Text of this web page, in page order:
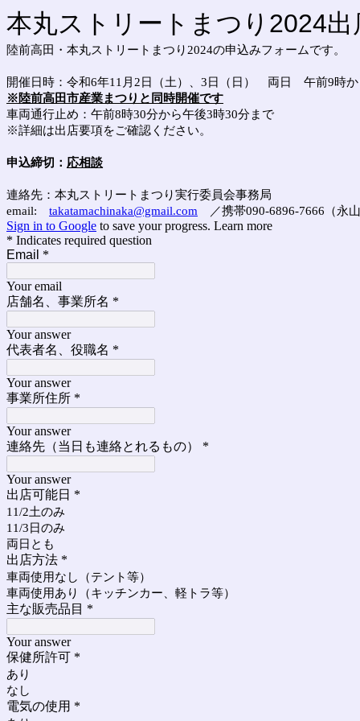
本丸ストリートまつり2024出
陸前高田・本丸ストリートまつり2024の申込みフォームです。
開催日時：令和6年11月2日（土）、3日（日） 両日 午前9時か
※陸前高田市産業まつりと同時開催です
車両通行止め：午前8時30分から午後3時30分まで
※詳細は出店要項をご確認ください。
申込締切： 応相談
連絡先：本丸ストリートまつり実行委員会事務局
email: takatamachinaka@gmail.com ／携帯090-6896-7666 （永山
Sign in to Google to save your progress. Learn more
* Indicates required question
Email *
Your email
店舗名、事業所名 *
Your answer
代表者名、役職名 *
Your answer
事業所住所 *
Your answer
連絡先（当日も連絡とれるもの）
*
Your answer
出店可能日 *
11/2土のみ
11/3日のみ
両日とも
出店方法 *
車両使用なし（テント等）
車両使用あり（キッチンカー、軽トラ等）
主な販売品目 *
Your answer
保健所許可 *
あり
なし
電気の使用 *